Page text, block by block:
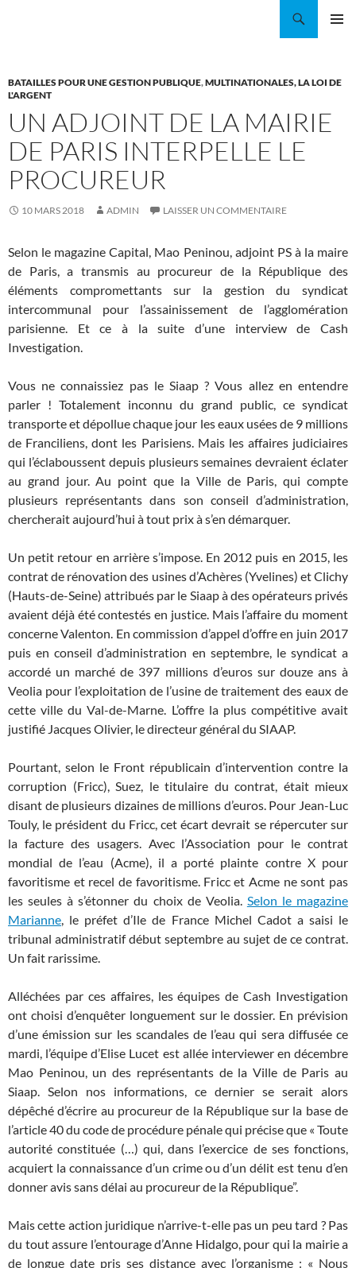
BATAILLES POUR UNE GESTION PUBLIQUE,MULTINATIONALES, LA LOI DE
L'ARGENT
UN ADJOINT DE LA MAIRIE
DE PARIS INTERPELLE LE
PROCUREUR
10 MARS 2018 ADMIN LAISSER UN COMMENTAIRE
Selon le magazine Capital, Mao Peninou, adjoint PS à la maire
de Paris, a transmis au procureur de la République des
éléments compromettants sur la gestion du syndicat
intercommunal pour l’assainissement de l’agglomération
parisienne. Et ce à la suite d’une interview de Cash
Investigation.
Vous ne connaissiez pas le Siaap ? Vous allez en entendre
parler ! Totalement inconnu du grand public, ce syndicat
transporte et dépollue chaque jour les eaux usées de 9 millions
de Franciliens, dont les Parisiens. Mais les affaires judiciaires
qui l’éclaboussent depuis plusieurs semaines devraient éclater
au grand jour. Au point que la Ville de Paris, qui compte
plusieurs représentants dans son conseil d’administration,
chercherait aujourd’hui à tout prix à s’en démarquer.
Un petit retour en arrière s’impose. En 2012 puis en 2015, les
contrat de rénovation des usines d’Achères (Yvelines) et Clichy
(Hauts-de-Seine) attribués par le Siaap à des opérateurs privés
avaient déjà été contestés en justice. Mais l’affaire du moment
concerne Valenton. En commission d’appel d’offre en juin 2017
puis en conseil d’administration en septembre, le syndicat a
accordé un marché de 397 millions d’euros sur douze ans à
Veolia pour l’exploitation de l’usine de traitement des eaux de
cette ville du Val-de-Marne. L’offre la plus compétitive avait
justifié Jacques Olivier, le directeur général du SIAAP.
Pourtant, selon le Front républicain d’intervention contre la
corruption (Fricc), Suez, le titulaire du contrat, était mieux
disant de plusieurs dizaines de millions d’euros. Pour Jean-Luc
Touly, le président du Fricc, cet écart devrait se répercuter sur
la facture des usagers. Avec l’Association pour le contrat
mondial de l’eau (Acme), il a porté plainte contre X pour
favoritisme et recel de favoritisme. Fricc et Acme ne sont pas
les seules à s’étonner du choix de Veolia. Selon le magazine
Marianne, le préfet d’Ile de France Michel Cadot a saisi le
tribunal administratif début septembre au sujet de ce contrat.
Un fait rarissime.
Alléchées par ces affaires, les équipes de Cash Investigation
ont choisi d’enquêter longuement sur le dossier. En prévision
d’une émission sur les scandales de l’eau qui sera diffusée ce
mardi, l’équipe d’Elise Lucet est allée interviewer en décembre
Mao Peninou, un des représentants de la Ville de Paris au
Siaap. Selon nos informations, ce dernier se serait alors
dépêché d’écrire au procureur de la République sur la base de
l’article 40 du code de procédure pénale qui précise que « Toute
autorité constituée (…) qui, dans l’exercice de ses fonctions,
acquiert la connaissance d’un crime ou d’un délit est tenu d’en
donner avis sans délai au procureur de la République”.
Mais cette action juridique n’arrive-t-elle pas un peu tard ? Pas
du tout assure l’entourage d’Anne Hidalgo, pour qui la mairie a
de longue date pris ses distance avec l’organisme : « Nous